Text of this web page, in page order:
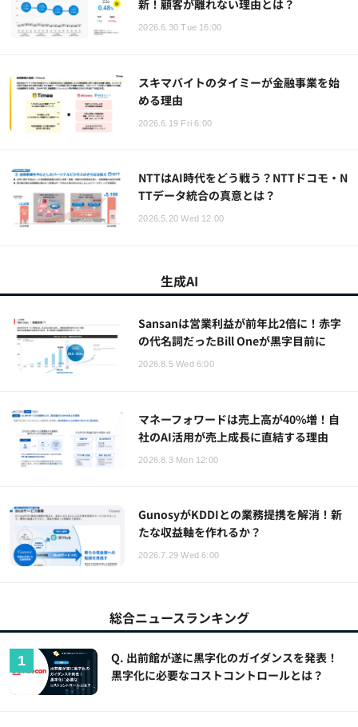
新！顧客が離れない理由とは？
2026.6.30 Tue 16:00
スキマバイトのタイミーが金融事業を始
める理由
2026.6.19 Fri 6:00
NTTはAI時代をどう戦う？NTTドコモ・N
TTデータ統合の真意とは？
2026.5.20 Wed 12:00
生成AI
Sansanは営業利益が前年比2倍に！赤字
の代名詞だったBill Oneが黒字目前に
2026.8.5 Wed 6:00
マネーフォワードは売上高が40%増！自
社のAI活用が売上成長に直結する理由
2026.8.3 Mon 12:00
GunosyがKDDIとの業務提携を解消！新
たな収益軸を作れるか？
2026.7.29 Wed 6:00
総合ニュースランキング
Q. 出前館が遂に黒字化のガイダンスを発表！
黒字化に必要なコストコントロールとは？